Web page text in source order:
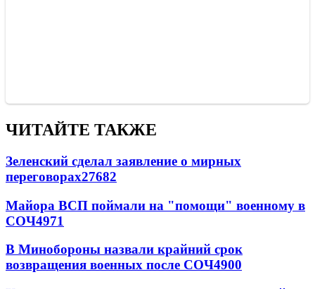
ЧИТАЙТЕ ТАКЖЕ
Зеленский сделал заявление о мирных
переговорах27682
Майора ВСП поймали на "помощи" военному в
СОЧ4971
В Минобороны назвали крайний срок
возвращения военных после СОЧ4900